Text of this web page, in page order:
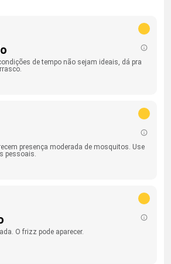
de tempo não sejam ideais, dá pra
presença moderada de mosquitos. Use
pessoais.
O frizz pode aparecer.